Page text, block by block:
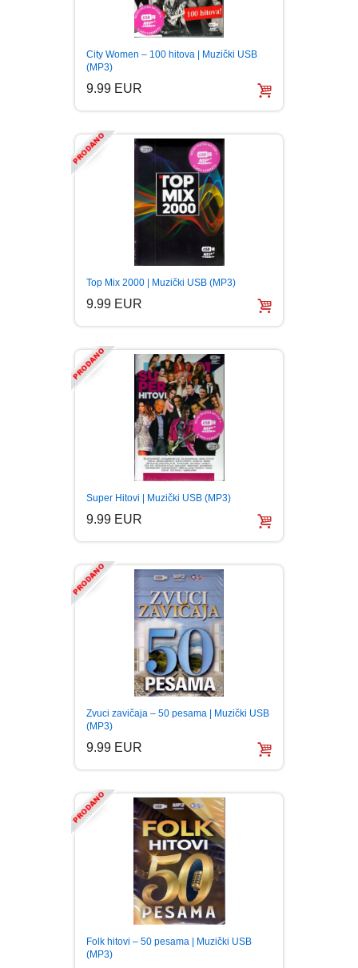
City Women – 100 hitova | Muzički USB
(MP3)
9.99 EUR
Top Mix 2000 | Muzički USB (MP3)
9.99 EUR
Super Hitovi | Muzički USB (MP3)
9.99 EUR
Zvuci zavičaja – 50 pesama | Muzički USB
(MP3)
9.99 EUR
Folk hitovi – 50 pesama | Muzički USB
(MP3)